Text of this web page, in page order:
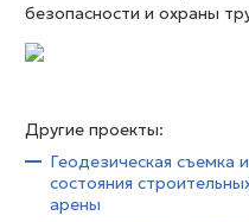
безопасности и охраны
Другие проекты:
Геодезическая съемка
состояния
арены